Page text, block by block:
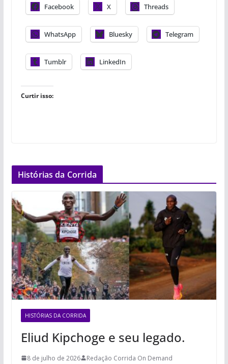
Facebook X Threads
WhatsApp Bluesky Telegram
Tumblr LinkedIn
Curtir isso:
Histórias da Corrida
HISTÓRIAS DA CORRIDA
Eliud Kipchoge e seu legado.
8 de julho de 2026 Redação Corrida On Demand